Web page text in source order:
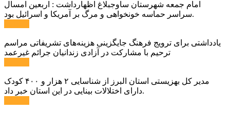
امام جمعه شهرستان ساوجبلاغ اظهارداشت : اربعین امسال
سراسر حماسه خونخواهی و مرگ بر آمریکا و اسرائیل بود.
یادداشتی برای ترویج فرهنگ جایگزینی هزینه‌های تشریفاتی مراسم
ترحیم با مشارکت در آزادی زندانیان جرائم غیرعمد
مدیر کل بهزیستی استان البرز از شناسایی ۲ هزار و ۴۰۰ کودک
دارای اختلالات بینایی در این استان خبر داد.